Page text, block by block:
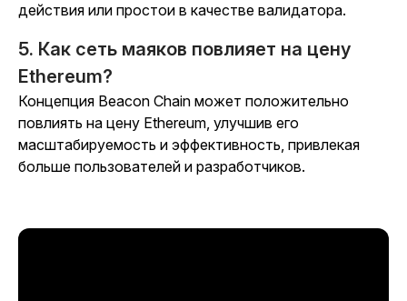
действия или простои в качестве валидатора.
5. Как сеть маяков повлияет на цену
Ethereum?
Концепция Beacon Chain может положительно
повлиять на цену Ethereum, улучшив его
масштабируемость и эффективность, привлекая
больше пользователей и разработчиков.